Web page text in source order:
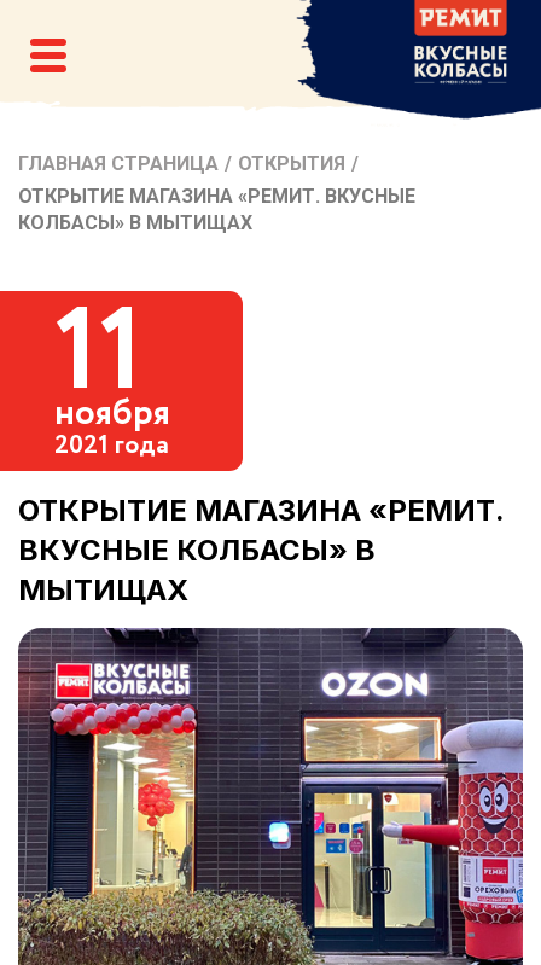
ГЛАВНАЯ СТРАНИЦА / ОТКРЫТИЯ /
ОТКРЫТИЕ МАГАЗИНА «РЕМИТ. ВКУСНЫЕ
КОЛБАСЫ» В МЫТИЩАХ
11
ноября
2021 года
ОТКРЫТИЕ МАГАЗИНА «РЕМИТ.
ВКУСНЫЕ КОЛБАСЫ» В
МЫТИЩАХ